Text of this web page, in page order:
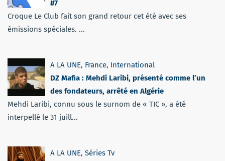
#7
Croque Le Club fait son grand retour cet été avec ses
émissions spéciales. ...
A LA UNE, France, International
DZ Mafia : Mehdi Laribi, présenté comme l’un
des fondateurs, arrêté en Algérie
Mehdi Laribi, connu sous le surnom de « TIC », a été
interpellé le 31 juill...
A LA UNE, Séries Tv